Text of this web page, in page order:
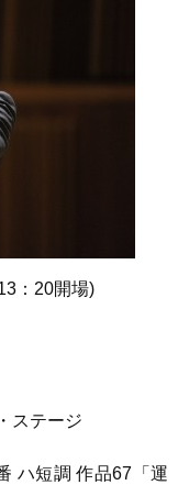
： 20開場)
テージ
ハ短調 作品67 「運